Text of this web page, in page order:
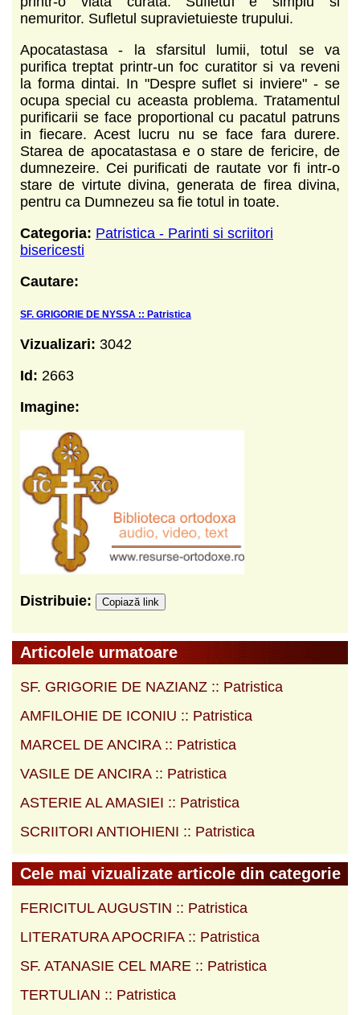
nemuritor. Sufletul supravietuieste trupului.
Apocatastasa - la sfarsitul lumii, totul se va
purifica treptat printr-un foc curatitor si va reveni
la forma dintai. In "Despre suflet si inviere" - se
ocupa special cu aceasta problema. Tratamentul
purificarii se face proportional cu pacatul patruns
in fiecare. Acest lucru nu se face fara durere.
Starea de apocatastasa e o stare de fericire, de
dumnezeire. Cei purificati de rautate vor fi intr-o
stare de virtute divina, generata de firea divina,
pentru ca Dumnezeu sa fie totul in toate.
Categoria: Patristica - Parinti si scriitori
bisericesti
Cautare:
SF. GRIGORIE DE NYSSA :: Patristica
Vizualizari: 3042
Id: 2663
Imagine:
Distribuie: Copiază link
Articolele urmatoare
SF. GRIGORIE DE NAZIANZ :: Patristica
AMFILOHIE DE ICONIU :: Patristica
MARCEL DE ANCIRA :: Patristica
VASILE DE ANCIRA :: Patristica
ASTERIE AL AMASIEI :: Patristica
SCRIITORI ANTIOHIENI :: Patristica
Cele mai vizualizate articole din categorie
FERICITUL AUGUSTIN :: Patristica
LITERATURA APOCRIFA :: Patristica
SF. ATANASIE CEL MARE :: Patristica
TERTULIAN :: Patristica